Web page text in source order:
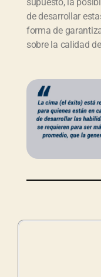
de desarrollar
forma de
sobre la calidad